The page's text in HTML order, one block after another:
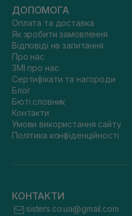
ДОПОМОГА
Оплата та доставка
Як зробити замовлення
Відповіді на запитання
Про нас
ЗМІ про нас
Сертифікати та нагороди
Блог
Бюті словник
Контакти
Умови використання сайту
Політика конфіденційності
КОНТАКТИ
sisters.co.ua@gmail.com